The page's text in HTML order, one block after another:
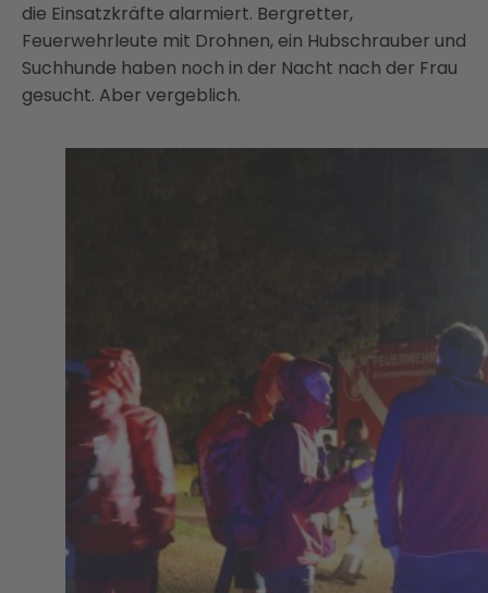
die Einsatzkräfte alarmiert. Bergretter,
Feuerwehrleute mit Drohnen, ein Hubschrauber und
Suchhunde haben noch in der Nacht nach der Frau
gesucht. Aber vergeblich.